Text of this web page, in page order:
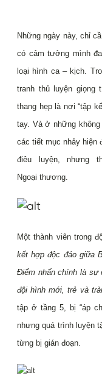
Những ngày này, chỉ
có cảm tưởng mình
loại hình ca – kịch.
tranh thủ luyện giọng
thang hẹp là nơi “tập
tay. Và ở những
các tiết mục nhảy hiện
điêu luyện, nhưng
Ngoại thương.
Một thành viên trong
kết hợp độc đáo giữa
Điểm nhấn chính là sự
độihình mới, trẻ và
tập ở tầng 5, bị “áp
nhưng quá trình luyện
từng bị gián đoạn.